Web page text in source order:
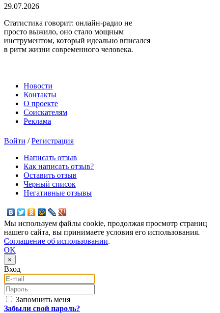
29.07.2026
Статистика говорит: онлайн-радио не
просто выжило, оно стало мощным
инструментом, который идеально вписался
в ритм жизни современного человека.
Новости
Контакты
О проекте
Соискателям
Реклама
Войти /Регистрация
Написать отзыв
Как написать отзыв?
Оставить отзыв
Черный список
Негативные отзывы
Мы используем файлы cookie, продолжая просмотр страниц
нашего сайта, вы принимаете условия его использования.
Соглашение об использовании.
OK
×
Вход
E-mail
Пароль
Запомнить меня
Забыли свой пароль?